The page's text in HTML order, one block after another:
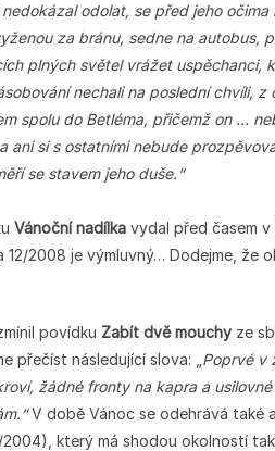
odolat, se před jeho
za bránu, sedne na autobus,
plných světel vrážet
nechali na poslední chvíli,
spolu do Betléma, přičemž on …
ani si s ostatními nebude
se stavem jeho duše.“
Vánoční nadílka vydal před časem v
12/2008 je výmluvný… Dodejme, že
povídku Zabít dvě mouchy ze
přečíst následující slova: „ Poprvé v
žádné fronty na kapra a
V době Vánoc se odehrává také
2004), který má shodou okolností